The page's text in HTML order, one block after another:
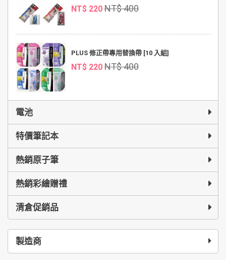
NT$ 220 NT$ 400
PLUS 修正帶專用替換帶 [10 入組]
NT$ 220 NT$ 400
電池
特價筆記本
熱銷原子筆
熱銷彩繪贈禮
清倉促銷品
製造商